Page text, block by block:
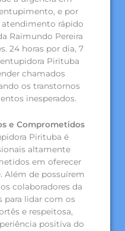
e por
atendimento rápido
Raimundo Pereira
24 horas por dia, 7
Pirituba
chamados
os transtornos
inesperados.
e Comprometidos
Pirituba é
altamente
em oferecer
Além de possuírem
colaboradores da
para lidar com os
e respeitosa,
positiva do